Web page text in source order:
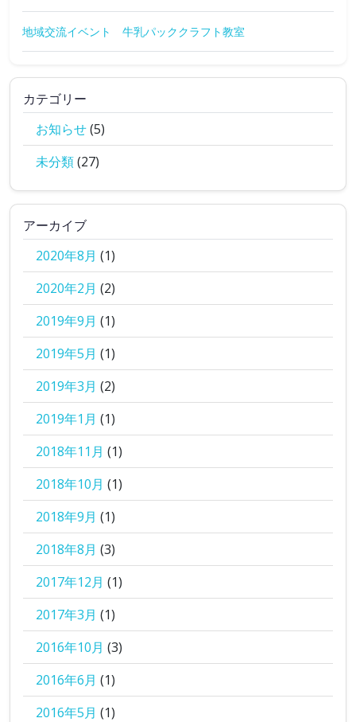
地域交流イベント 牛乳パッククラフト教室
カテゴリー
お知らせ(5)
未分類(27)
アーカイブ
2020年8月 (1)
2020年2月 (2)
2019年9月 (1)
2019年5月 (1)
2019年3月 (2)
2019年1月 (1)
2018年11月 (1)
2018年10月 (1)
2018年9月 (1)
2018年8月 (3)
2017年12月 (1)
2017年3月 (1)
2016年10月 (3)
2016年6月 (1)
2016年5月 (1)